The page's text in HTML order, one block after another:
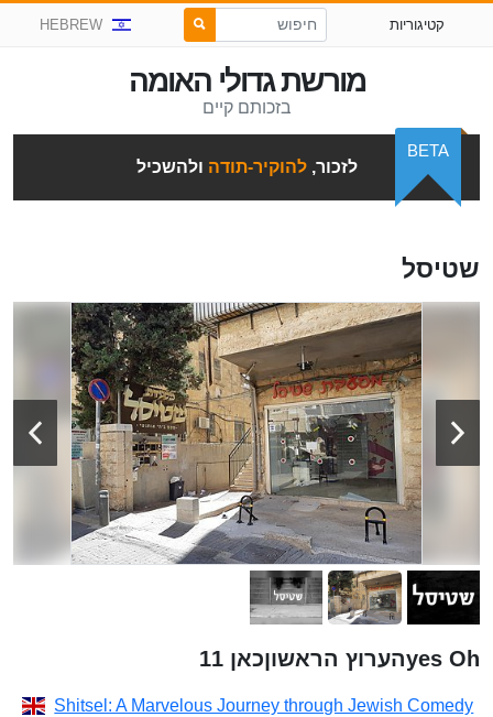
קטיגוריות HEBREW
מורשת גדולי האומה
בזכותם קיים
לזכור,להוקיר-תודה ולהשכיל
BETA
שטיסל
yes Ohהערוץ הראשוןכאן 11
Shitsel: A Marvelous Journey through Jewish Comedy